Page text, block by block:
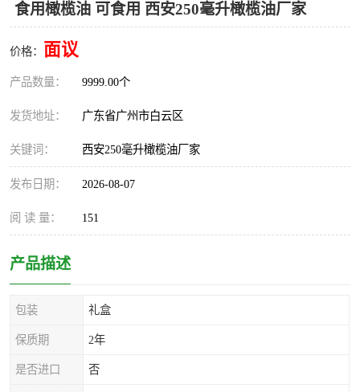
食用橄榄油 可食用 西安250毫升橄榄油厂家
价格： 面议
产品数量： 9999.00个
发货地址： 广东省广州市白云区
关键词： 西安250毫升橄榄油厂家
发布日期： 2026-08-07
阅 读 量： 151
产品描述
包装 礼盒
保质期 2年
是否进口 否